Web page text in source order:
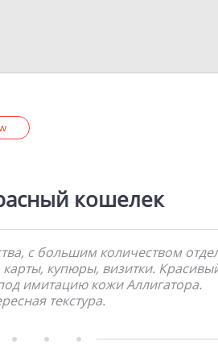
кошелек
с большим количеством
купюры, визитки.
имитацию кожи Аллигатора.
текстура.